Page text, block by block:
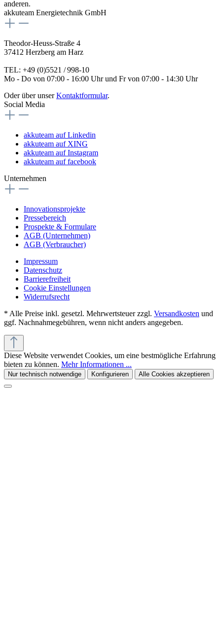
anderen.
akkuteam Energietechnik GmbH
Theodor-Heuss-Straße 4
37412 Herzberg am Harz
TEL: +49 (0)5521 / 998-10
Mo - Do von 07:00 - 16:00 Uhr und Fr von 07:00 - 14:30 Uhr
Oder über unserKontaktformular.
Social Media
akkuteam auf Linkedin
akkuteam auf XING
akkuteam auf Instagram
akkuteam auf facebook
Unternehmen
Innovationsprojekte
Pressebereich
Prospekte & Formulare
AGB (Unternehmen)
AGB (Verbraucher)
Impressum
Datenschutz
Barrierefreiheit
Cookie Einstellungen
Widerrufsrecht
* Alle Preise inkl. gesetzl. Mehrwertsteuer zzgl. Versandkosten und
ggf. Nachnahmegebühren, wenn nicht anders angegeben.
Diese Website verwendet Cookies, um eine bestmögliche Erfahrung
bieten zu können. Mehr Informationen ...
Nur technisch notwendige Konfigurieren Alle Cookies akzeptieren